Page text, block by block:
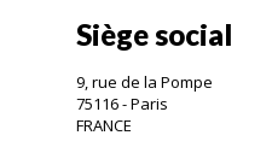
Siège social
9, rue de la Pompe
75116 - Paris
FRANCE